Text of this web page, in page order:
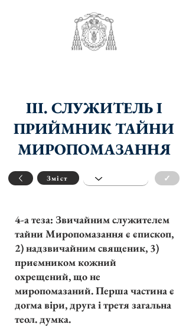
III. СЛУЖИТЕЛЬ І
ПРИЙМНИК ТАЙНИ
МИРОПОМАЗАННЯ
Зміст ✓
4-а теза: Звичайним служителем
тайни Миропомазання є єпископ,
2) надзвичайним священик, 3)
приємником кожний
охрещений, що не
миропомазаний. Перша частина є
догма віри, друга і третя загальна
теол. думка.